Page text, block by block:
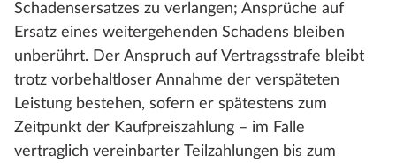
Schadensersatzes zu verlangen; Ansprüche auf
Ersatz eines weitergehenden Schadens bleiben
unberührt. Der Anspruch auf Vertragsstrafe bleibt
trotz vorbehaltloser Annahme der verspäteten
Leistung bestehen, sofern er spätestens zum
Zeitpunkt der Kaufpreiszahlung – im Falle
vertraglich vereinbarter Teilzahlungen bis zum